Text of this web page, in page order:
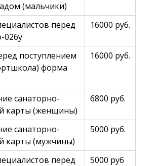
(мальчики)
перед
026у
16000 руб.
поступлением
форма
16000 руб.
санаторно-
карты (женщины)
6800 руб.
санаторно-
карты (мужчины)
5000 руб.
перед
5000 руб